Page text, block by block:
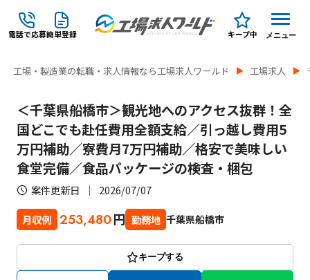
電話で応募簡単登録 キープ中 メニュー
工場・製造業の転職・求人情報なら工場求人ワールド 工場求人
＜千葉県船橋市＞観光地へのアクセス抜群！全
国どこでも赴任費用全額支給／引っ越し費用5
万円補助／寮費月7万円補助／格安で美味しい
食堂完備／食品パッケージの検査・梱包
案件更新日 2026/07/07
月収例 253,480円 勤務地 千葉県船橋市
キープする